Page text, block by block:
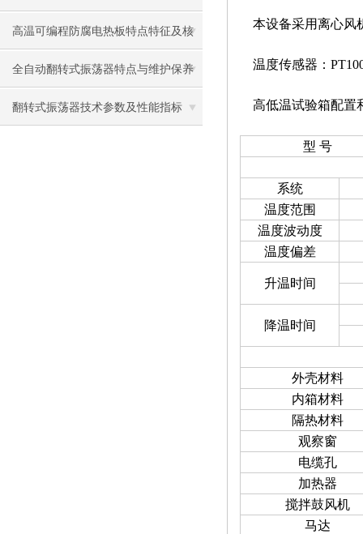
高温可编程防腐电热板特点特征及核
查方法
全自动翻转式振荡器特点与维护保养
翻转式振荡器技术参数及性能指标
本设备采用离心风
温度传感器：
高低温试验箱配置
型 号
系统
温度范围
温度波动度
温度偏差
升温时间
降温时间
外壳材料
内箱材料
隔热材料
观察窗
电缆孔
加热器
搅拌鼓风机
马达